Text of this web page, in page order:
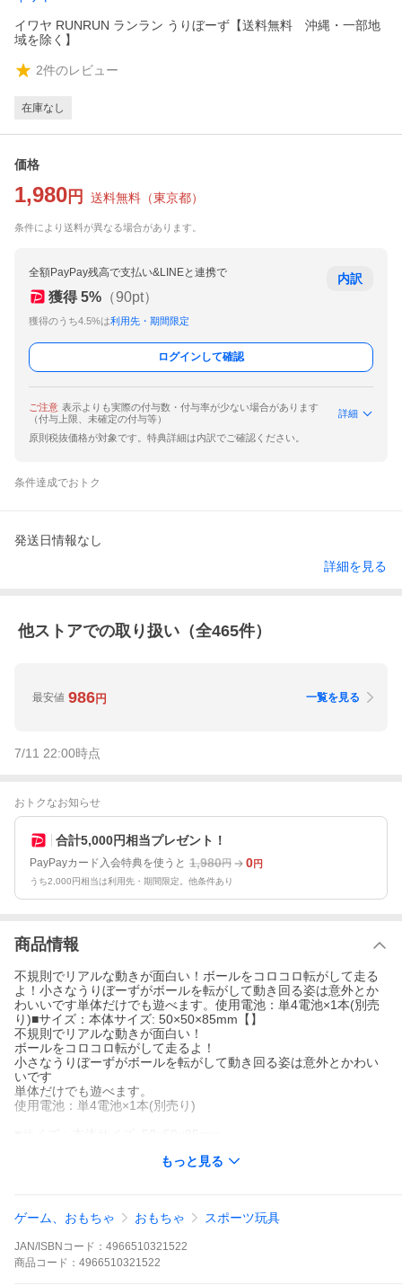
イワヤ RUNRUN ランラン うりぼーず【送料無料 沖縄・一部地
域を除く】
2件のレビュー
在庫なし
価格
1,980 円 送料無料 （東京都）
条件により送料が異なる場合があります。
全額PayPay残高で支払い&LINEと連携で
獲得 5% （90pt）
獲得のうち4.5%は利用先・期間限定
内訳
ログインして確認
ご注意 表示よりも実際の付与数・付与率が少ない場合があります
（付与上限、未確定の付与等）
詳細
原則税抜価格が対象です。特典詳細は内訳でご確認ください。
条件達成でおトク
発送日情報なし
詳細を見る
他ストアでの取り扱い（全465件）
最安値 986円 一覧を見る
7/11 22:00時点
おトクなお知らせ
合計5,000円相当プレゼント！
PayPayカード入会特典を使うと 1,980円 0円
うち2,000円相当は利用先・期間限定。他条件あり
商品情報
不規則でリアルな動きが面白い！ボールをコロコロ転がして走る
よ！小さなうりぼーずがボールを転がして動き回る姿は意外とか
わいいです単体だけでも遊べます。使用電池：単4電池×1本(別売
り)■サイズ：本体サイズ: 50×50×85mm【】
不規則でリアルな動きが面白い！
ボールをコロコロ転がして走るよ！
小さなうりぼーずがボールを転がして動き回る姿は意外とかわい
いです
単体だけでも遊べます。
使用電池：単4電池×1本(別売り)
もっと見る
ゲーム、おもちゃ おもちゃ スポーツ玩具
JAN/ISBNコード： 4966510321522
商品 コード： 4966510321522